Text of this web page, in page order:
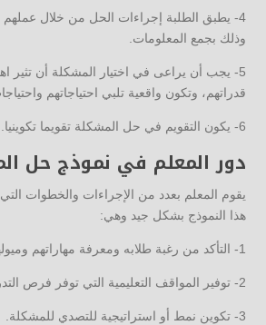
4- يطبق الطلبة إجراءات الحل من خلال
وذلك بجمع المعلومات.
5- يجب أن يراعى في اختيار المشكلة أن تثير
قدراتهم، وتكون واقعية تلبي احتياجاتهم
6- يكون التقويم في حل المشكلة تقويما تكوينيا.
دور المعلم في نموذج حل
يقوم المعلم بعدد من الإجراءات والخطوات
هذا النموذج بشكل جيد وهي:
1- التأكد من رغبة طلابه ومعرفة مهاراتهم وميولهم.
2- توفير المواقف التعليمية التي توفر فرص التدريب العملي المناسب.
3- تكوين نمط أو استراتيجية للتصدي للمشكلة.